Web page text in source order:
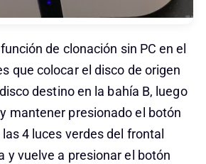
de clonación sin PC en el
que colocar el disco de origen
destino en la bahía B, luego
mantener presionado el botón
4 luces verdes del frontal
y vuelve a presionar el botón